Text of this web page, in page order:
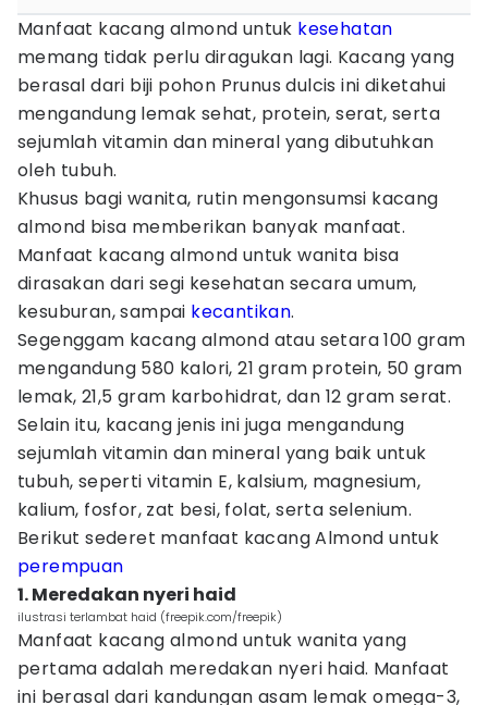
Manfaat kacang almond untuk kesehatan
memang tidak perlu diragukan lagi. Kacang yang
berasal dari biji pohon Prunus dulcis ini diketahui
mengandung lemak sehat, protein, serat, serta
sejumlah vitamin dan mineral yang dibutuhkan
oleh tubuh.
Khusus bagi wanita, rutin mengonsumsi kacang
almond bisa memberikan banyak manfaat.
Manfaat kacang almond untuk wanita bisa
dirasakan dari segi kesehatan secara umum,
kesuburan, sampai kecantikan.
Segenggam kacang almond atau setara 100 gram
mengandung 580 kalori, 21 gram protein, 50 gram
lemak, 21,5 gram karbohidrat, dan 12 gram serat.
Selain itu, kacang jenis ini juga mengandung
sejumlah vitamin dan mineral yang baik untuk
tubuh, seperti vitamin E, kalsium, magnesium,
kalium, fosfor, zat besi, folat, serta selenium.
Berikut sederet manfaat kacang Almond untuk
perempuan
1. Meredakan nyeri haid
ilustrasi terlambat haid (freepik.com/freepik)
Manfaat kacang almond untuk wanita yang
pertama adalah meredakan nyeri haid. Manfaat
ini berasal dari kandungan asam lemak omega-3,